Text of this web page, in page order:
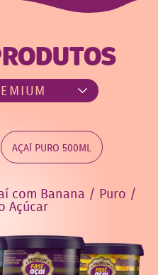
AÇAÍ PURO 500ML
com Banana / Puro /
Açúcar